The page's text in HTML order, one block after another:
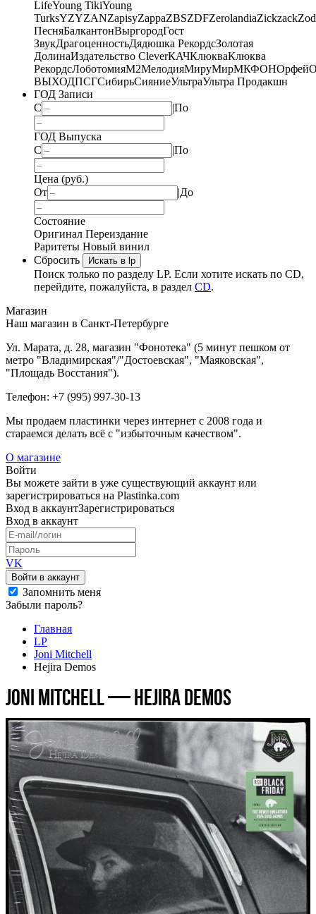
LifeYoung TikiYoung
TurksYZYZANZapisyZappaZBSZDFZerolandiaZickzack
ПесняБалкантонВыргородГост
ЗвукДрагоценностьДядюшка РекордсЗолотая
ДолинаИздательство CleverКАЧКлюкваКлюква
РекордсЛоботомияМ2МелодияМируМирМКФОНОрфей
ВЫХОДПСГСибирьСияниеУльтраУльтра Продакшн
ГОД Записи
С
|По
ГОД Выпуска
С
|По
Цена (руб.)
От
|До
Состояние
Оригинал Переиздание
Раритеты Новый винил
Сбросить
Искать в lp
Поиск только по разделу LP. Если хотите искать по CD,
перейдите, пожалуйста, в раздел CD.
Магазин
Наш магазин в Санкт-Петербурге
Ул. Марата, д. 28, магазин "Фонотека" (5 минут пешком от
метро "Владимирская"/"Достоевская", "Маяковская",
"Площадь Восстания").
Телефон: +7 (995) 997-30-13
Мы продаем пластинки через интернет c 2008 года и
стараемся делать всё с "избыточным качеством".
О магазине
Войти
Вы можете зайти в уже существующий аккаунт или
зарегистрироваться на Plastinka.com
Вход в аккаунтЗарегистрироваться
Вход в аккаунт
VK
Войти в аккаунт
Запомнить меня
Забыли пароль?
Главная
LP
Joni Mitchell
Hejira Demos
Joni Mitchell — Hejira Demos